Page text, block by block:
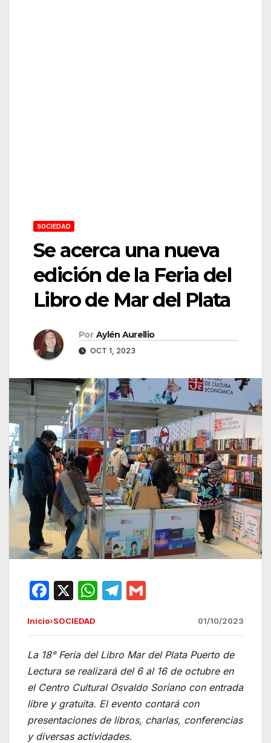
SOCIEDAD
Se acerca una nueva
edición de la Feria del
Libro de Mar del Plata
Por Aylén Aurellio
OCT 1, 2023
F
c
e
b
o
o
k
X
W
s
A
p
p
T
gr
a
m
Inicio›SOCIEDAD 01/10/2023
La 18° Feria del Libro Mar del Plata Puerto de
Lectura se realizará del 6 al 16 de octubre en
el Centro Cultural Osvaldo Soriano con entrada
libre y gratuita. El evento contará con
presentaciones de libros, charlas, conferencias
y diversas actividades.